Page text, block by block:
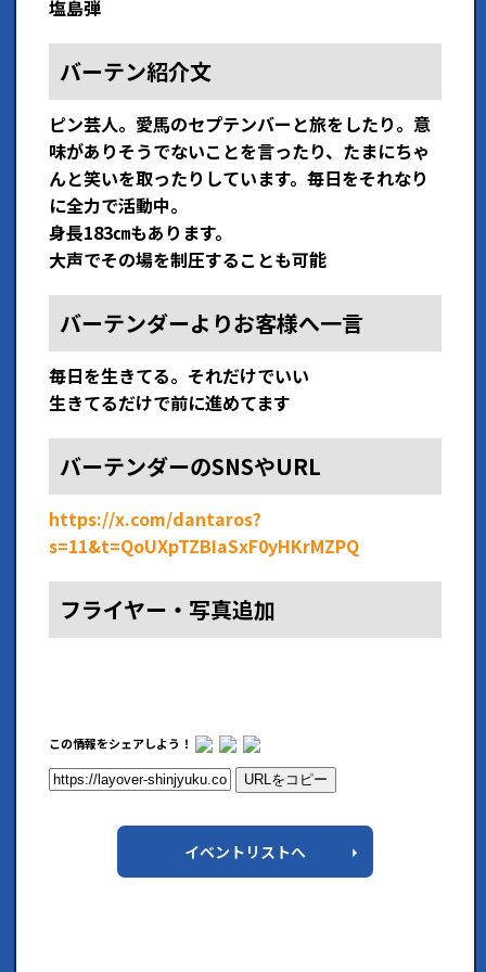
塩島弾
バーテン紹介文
ピン芸人。愛馬のセプテンバーと旅をしたり。意
味がありそうでないことを言ったり、たまにちゃ
んと笑いを取ったりしています。毎日をそれなり
に全力で活動中。
身長183㎝もあります。
大声でその場を制圧することも可能
バーテンダーよりお客様へ一言
毎日を生きてる。それだけでいい
生きてるだけで前に進めてます
バーテンダーのSNSやURL
https://x.com/dantaros?
s=11&t=QoUXpTZBIaSxF0yHKrMZPQ
フライヤー・写真追加
この情報をシェアしよう！
URLをコピー
イベントリストへ